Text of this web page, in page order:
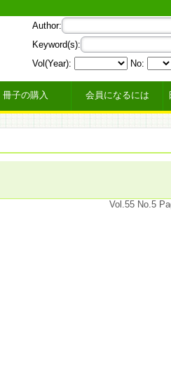
Author:
Keyword(s):
Vol(Year):
No:
冊子の購入 会員になるには
Vol.55 No.5